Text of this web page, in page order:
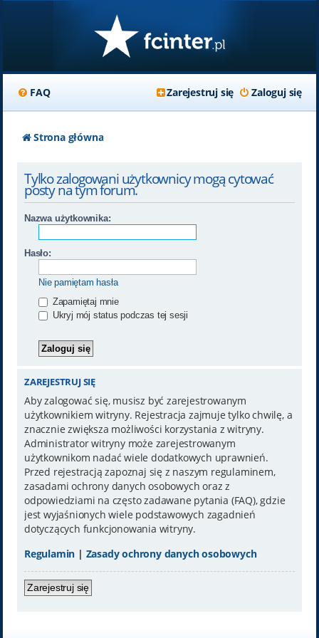
FAQ Zaloguj się
Zarejestruj się
Strona główna
Tylko zalogowani użytkownicy mogą cytować
posty na tym forum.
Nazwa użytkownika:
Hasło:
Nie pamiętam hasła
Zapamiętaj mnie
Ukryj mój status podczas tej sesji
ZAREJESTRUJ SIĘ
Aby zalogować się, musisz być zarejestrowanym
użytkownikiem witryny. Rejestracja zajmuje tylko chwilę, a
znacznie zwiększa możliwości korzystania z witryny.
Administrator witryny może zarejestrowanym
użytkownikom nadać wiele dodatkowych uprawnień.
Przed rejestracją zapoznaj się z naszym regulaminem,
zasadami ochrony danych osobowych oraz z
odpowiedziami na często zadawane pytania (FAQ), gdzie
jest wyjaśnionych wiele podstawowych zagadnień
dotyczących funkcjonowania witryny.
Regulamin | Zasady ochrony danych osobowych
Zarejestruj się